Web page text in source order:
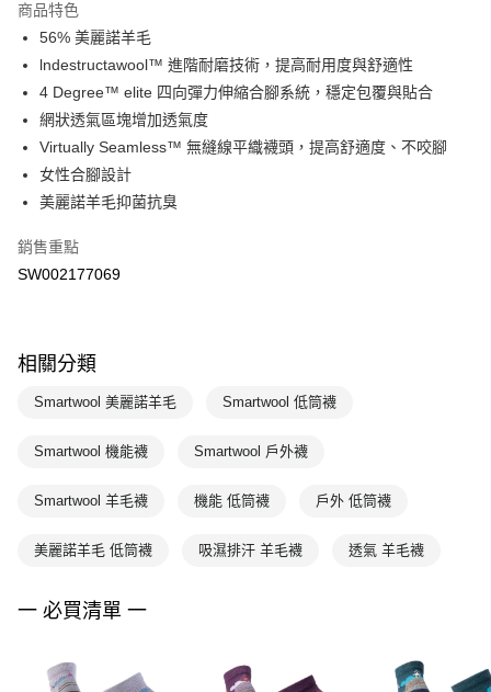
7-11取貨(快速到店)
每筆NT$100，滿NT$1,500(含以上)免運費
宅配-本島
每筆NT$100，滿NT$1,500(含以上)免運費
商品特色
56% 美麗諾羊毛
lndestructawool™ 進階耐磨技術，提高耐用度與舒適性
4 Degree™ elite 四向彈力伸縮合腳系統，穩定包覆與貼合
網狀透氣區塊增加透氣度
Virtually Seamless™ 無縫線平織襪頭，提高舒適度、不咬腳
女性合腳設計
美麗諾羊毛抑菌抗臭
銷售重點
SW002177069
相關分類
Smartwool 美麗諾羊毛 Smartwool 低筒襪
Smartwool 機能襪 Smartwool 戶外襪
Smartwool 羊毛襪 機能 低筒襪 戶外 低筒襪
美麗諾羊毛 低筒襪 吸濕排汗 羊毛襪 透氣 羊毛襪
一 必買清單 一